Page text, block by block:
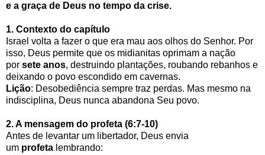
e a graça de Deus no tempo da crise.
1. Contexto do capítulo
Israel volta a fazer o que era mau aos olhos do Senhor. Por
isso, Deus permite que os midianitas oprimam a nação
por sete anos, destruindo plantações, roubando rebanhos e
deixando o povo escondido em cavernas.
Lição: Desobediência sempre traz perdas. Mas mesmo na
indisciplina, Deus nunca abandona Seu povo.
2. A mensagem do profeta (6:7-10)
Antes de levantar um libertador, Deus envia
um profeta lembrando: